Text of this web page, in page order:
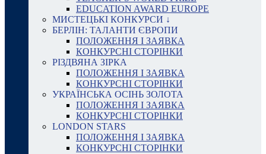
EDUCATION AWARD EUROPE
МИСТЕЦЬКІ КОНКУРСИ ↓
БЕРЛІН: ТАЛАНТИ ЄВРОПИ
ПОЛОЖЕННЯ І ЗАЯВКА
КОНКУРСНІ СТОРІНКИ
РІЗДВЯНА ЗІРКА
ПОЛОЖЕННЯ І ЗАЯВКА
КОНКУРСНІ СТОРІНКИ
УКРАЇНСЬКА ОСІНЬ ЗОЛОТА
ПОЛОЖЕННЯ І ЗАЯВКА
КОНКУРСНІ СТОРІНКИ
LONDON STARS
ПОЛОЖЕННЯ І ЗАЯВКА
КОНКУРСНІ СТОРІНКИ